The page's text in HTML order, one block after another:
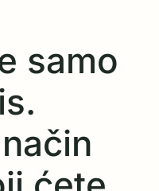
samo